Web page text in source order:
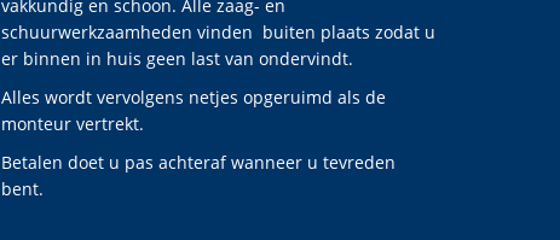
vakkundig en schoon. Alle zaag- en
schuurwerkzaamheden vinden buiten plaats zodat u
er binnen in huis geen last van ondervindt.
Alles wordt vervolgens netjes opgeruimd als de
monteur vertrekt.
Betalen doet u pas achteraf wanneer u tevreden
bent.